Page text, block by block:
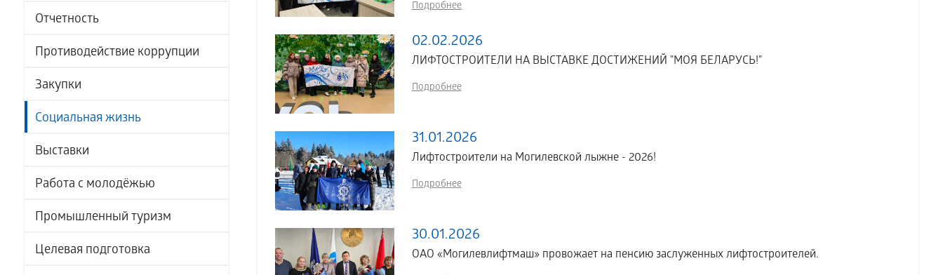
Отчетность
Противодействие коррупции
Закупки
Социальная жизнь
Выставки
Работа с молодёжью
Промышленный туризм
Целевая подготовка
Подробнее
02.02.2026
ЛИФТОСТРОИТЕЛИ НА ВЫСТАВКЕ ДОСТИЖЕНИЙ "МОЯ БЕЛАРУСЬ!"
Подробнее
31.01.2026
Лифтостроители на Могилевской лыжне - 2026!
Подробнее
30.01.2026
ОАО «Могилевлифтмаш» провожает на пенсию заслуженных лифтостроителей.